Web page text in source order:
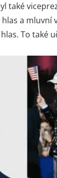
také
hlas a
To také